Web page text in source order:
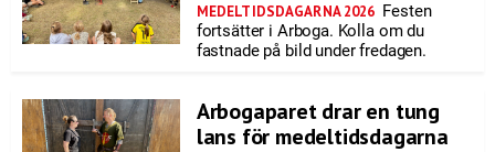
MEDELTIDSDAGARNA 2026 Festen
fortsätter i Arboga. Kolla om du
fastnade på bild under fredagen.
Arbogaparet drar en tung
lans för medeltidsdagarna